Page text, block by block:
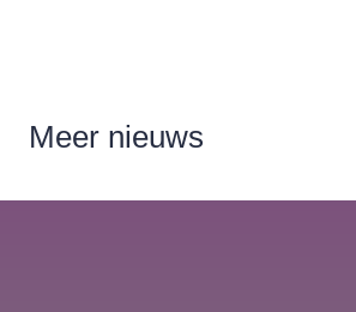
Meer nieuws